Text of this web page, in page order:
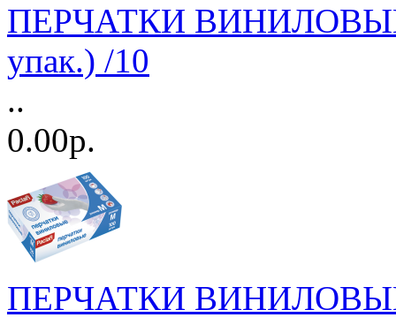
ПЕРЧАТКИ
упак.) /10
..
0.00р.
ПЕРЧАТКИ ВИНИЛОВЫЕ